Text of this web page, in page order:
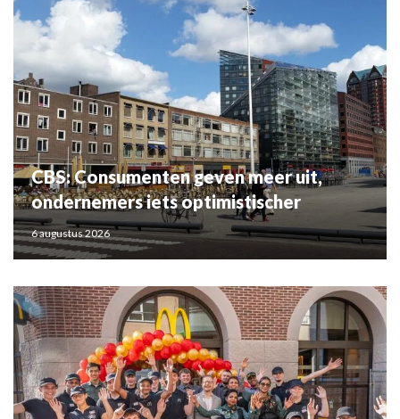
CBS: Consumenten geven meer uit,
ondernemers iets optimistischer
6 augustus 2026